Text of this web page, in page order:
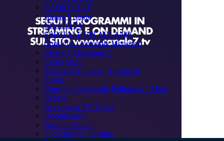
RADIO ELLE
Buona Visione
CIVICO 74
SPECIALE BIT MILANO
Consiglio Comunale Monopoli
Civico 74 Edizione 2
Primo piano
Musica d'Attracco - Spettacoli
Zoom
Consiglio Comunale Polignano a Mare
Replay
Accademia TV Talent
Documentari
Back to School
In cucina con Cristina